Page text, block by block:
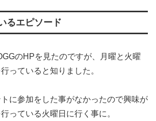
るエピソード
のHPを見たのですが、月曜と火曜
っていると知りました。
に参加をした事がなかったので興味が
っている火曜日に行く事に。